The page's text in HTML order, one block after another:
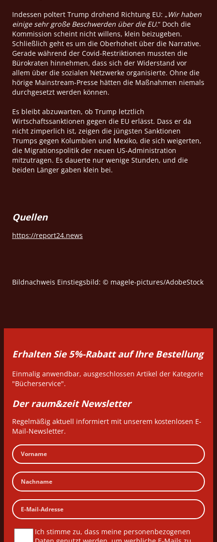
Indessen poltert Trump drohend Richtung EU: „Wir haben
einige sehr große Beschwerden über die EU.“ Doch die
Kommission scheint nicht willens, klein beizugeben.
Schließlich geht es um die Oberhoheit über die Narrative.
Gerade während der Covid-Restriktionen mussten die
Bürokraten hinnehmen, dass sich der Widerstand vor
allem über die sozialen Netzwerke organisierte. Ohne die
hörige Mainstream-Presse hätten die Maßnahmen niemals
durchgesetzt werden können.
Es bleibt abzuwarten, ob Trump letztlich
Wirtschaftssanktionen gegen die EU erlässt. Dass er da
nicht zimperlich ist, zeigen die jüngsten Sanktionen
Trumps gegen Kolumbien und Mexiko, die sich weigerten,
die Migrationspolitik der neuen US-Administration
mitzutragen. Es dauerte nur wenige Stunden, und die
beiden Länger gaben klein bei.
Quellen
https://report24.news
Bildnachweis Einstiegsbild: © magele-pictures/AdobeStock
Erhalten Sie 5%-Rabatt auf Ihre Bestellung
Einmalig anwendbar, ausgeschlossen Artikel der Kategorie
"Bücherservice".
Der raum&zeit Newsletter
Regelmäßig aktuell informiert mit unserem kostenlosen E-
Mail-Newsletter.
Ich stimme zu, dass meine personenbezogenen